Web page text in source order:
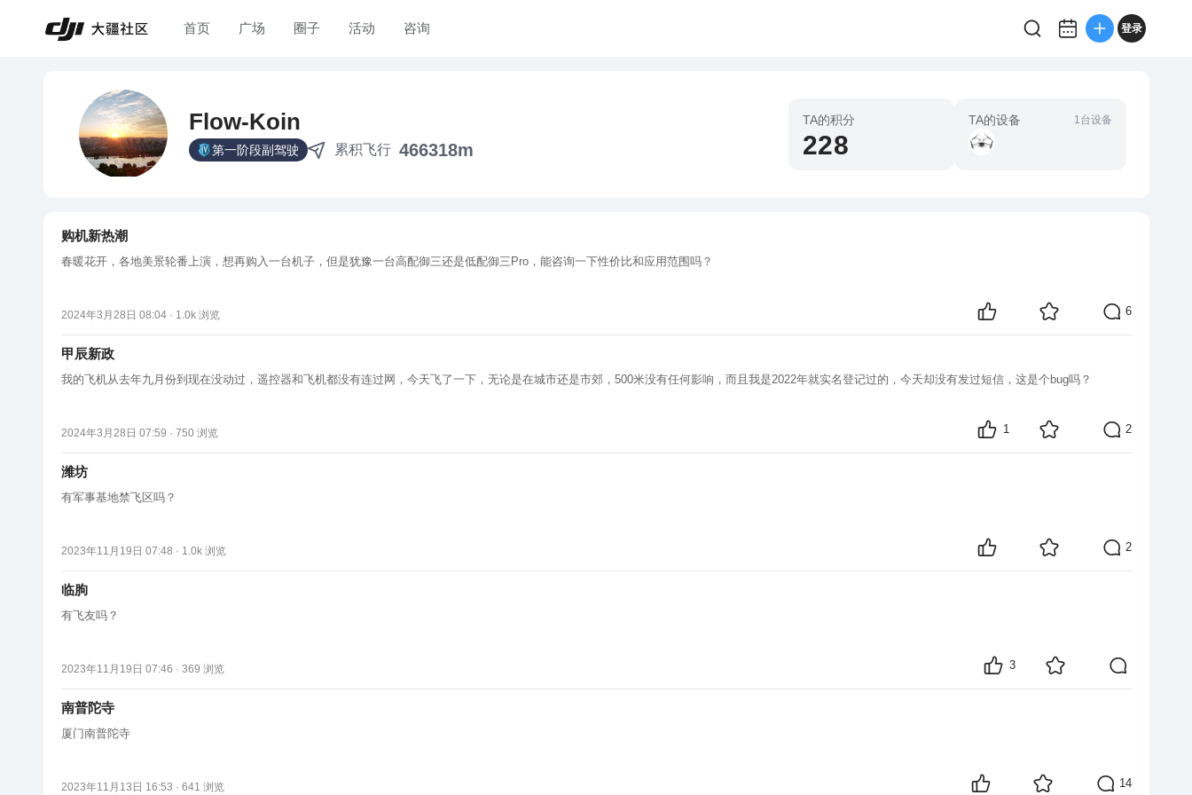
首页 广场 圈子 活动 咨询 登录
Flow-Koin
第一阶段副驾驶 累积飞行 466318m
TA的积分
228
TA的设备 1台设备
购机新热潮
春暖花开，各地美景轮番上演，想再购入一台机子，但是犹豫一台高配御三还是低配御三Pro，能咨询一下性价比和应用范围吗？
2024年3月28日 08:04 · 1.0k 浏览 6
甲辰新政
我的飞机从去年九月份到现在没动过，遥控器和飞机都没有连过网，今天飞了一下，无论是在城市还是市郊，500米没有任何影响，而且我是2022年就实名登记过的，今天却没有发过短信，这是个bug吗？
2024年3月28日 07:59 · 750 浏览 1 2
潍坊
有军事基地禁飞区吗？
2023年11月19日 07:48 · 1.0k 浏览 2
临朐
有飞友吗？
2023年11月19日 07:46 · 369 浏览 3
南普陀寺
厦门南普陀寺
2023年11月13日 16:53 · 641 浏览 14